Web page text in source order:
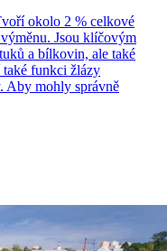
okolo 2 % celkové
Jsou klíčovým
a bílkovin, ale také
funkci žlázy
Aby mohly správně